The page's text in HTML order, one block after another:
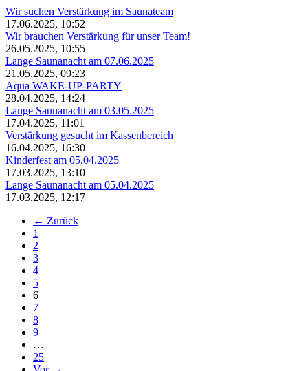
Wir suchen Verstärkung im Saunateam
17.06.2025, 10:52
Wir brauchen Verstärkung für unser Team!
26.05.2025, 10:55
Lange Saunanacht am 07.06.2025
21.05.2025, 09:23
Aqua WAKE-UP-PARTY
28.04.2025, 14:24
Lange Saunanacht am 03.05.2025
17.04.2025, 11:01
Verstärkung gesucht im Kassenbereich
16.04.2025, 16:30
Kinderfest am 05.04.2025
17.03.2025, 13:10
Lange Saunanacht am 05.04.2025
17.03.2025, 12:17
← Zurück
1
2
3
4
5
6(aktuell)
7
8
9
…
25